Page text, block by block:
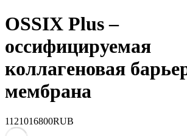
OSSIX Plus –
оссифицируемая
коллагеновая
мембрана
1121016800RUB